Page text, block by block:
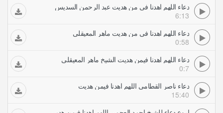
دعاء اللهم اهدنا في من هديت عبد الرحمن السديس
6:13
دعاء اللهم اهدنا في من هديت ماهر المعيقلي
0:58
دعاء اللهم اهدنا فيمن هديت الشيخ ماهر المعيقلي
0:7
دعاء ناصر القطامي اللهم اهدنا فيمن هديت
15:40